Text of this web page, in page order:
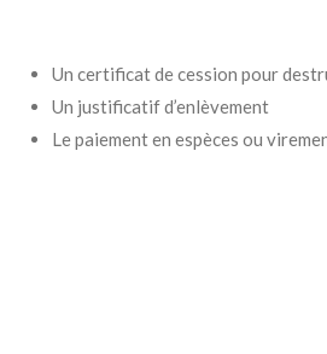
Un certificat de cession pour
Un justificatif d’enlèvement
Le paiement en espèces ou